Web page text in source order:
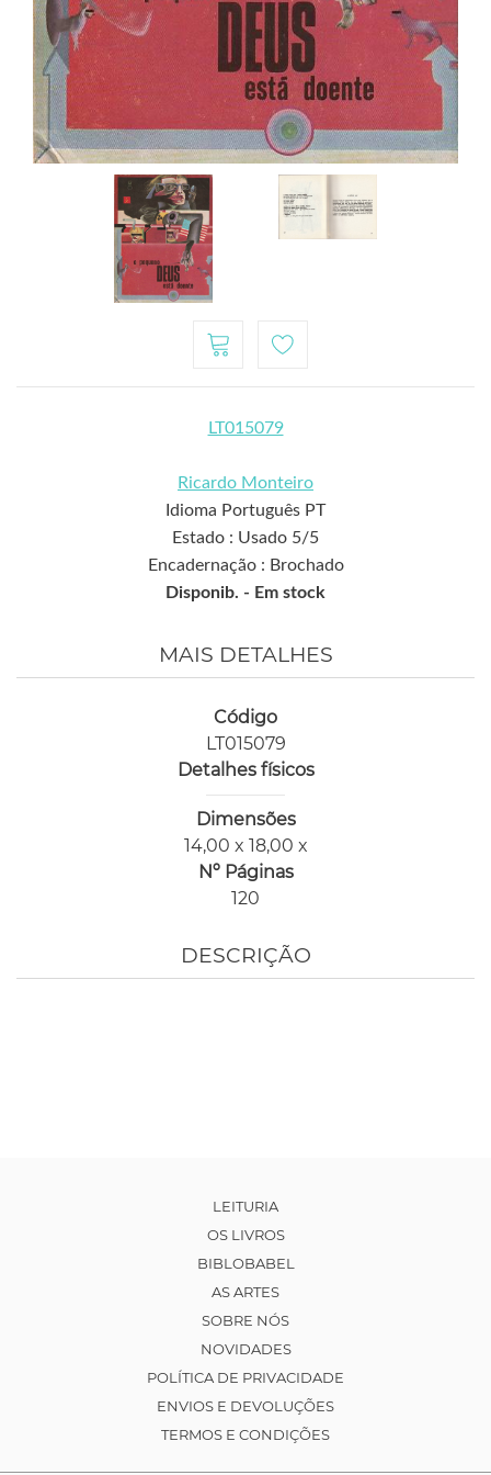
LT015079
Ricardo Monteiro
Idioma Português PT
Estado : Usado 5/5
Encadernação : Brochado
Disponib. - Em stock
MAIS DETALHES
Código
LT015079
Detalhes físicos
Dimensões
14,00 x 18,00 x
Nº Páginas
120
DESCRIÇÃO
LEITURIA
OS LIVROS
BIBLOBABEL
AS ARTES
SOBRE NÓS
NOVIDADES
POLÍTICA DE PRIVACIDADE
ENVIOS E DEVOLUÇÕES
TERMOS E CONDIÇÕES